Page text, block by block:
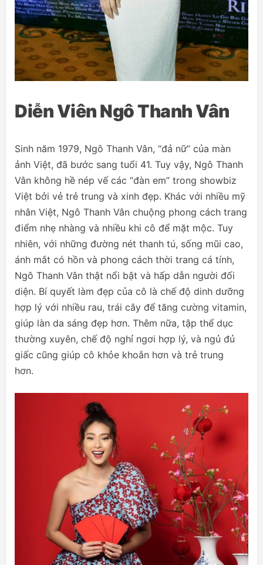
Diễn Viên Ngô Thanh Vân
Sinh năm 1979, Ngô Thanh Vân, “đả nữ” của màn
ảnh Việt, đã bước sang tuổi 41. Tuy vậy, Ngô Thanh
Vân không hề nép vế các “đàn em” trong showbiz
Việt bởi vẻ trẻ trung và xinh đẹp. Khác với nhiều mỹ
nhân Việt, Ngô Thanh Vân chuộng phong cách trang
điểm nhẹ nhàng và nhiều khi cô để mặt mộc. Tuy
nhiên, với những đường nét thanh tú, sống mũi cao,
ánh mắt có hồn và phong cách thời trang cá tính,
Ngô Thanh Vân thật nổi bật và hấp dẫn người đối
diện. Bí quyết làm đẹp của cô là chế độ dinh dưỡng
hợp lý với nhiều rau, trái cây để tăng cường vitamin,
giúp làn da sáng đẹp hơn. Thêm nữa, tập thể dục
thường xuyên, chế độ nghỉ ngơi hợp lý, và ngủ đủ
giấc cũng giúp cô khỏe khoắn hơn và trẻ trung
hơn.